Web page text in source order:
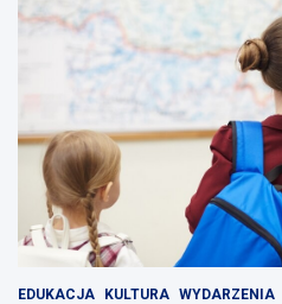
EDUKACJA KULTURA WYDARZENIA